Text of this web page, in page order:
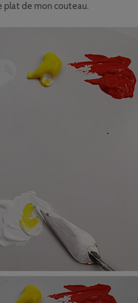
plat de mon couteau.